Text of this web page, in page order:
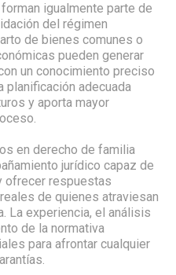
igualmente parte de
del régimen
de bienes comunes o
pueden generar
un conocimiento preciso
planificación adecuada
y aporta mayor
en derecho de familia
jurídico capaz de
ofrecer respuestas
de quienes atraviesan
La experiencia, el análisis
de la normativa
para afrontar cualquier